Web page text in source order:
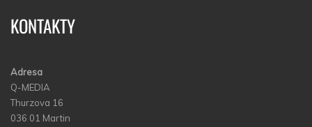
KONTAKTY
Adresa
Q-MEDIA
Thurzova 16
036 01 Martin